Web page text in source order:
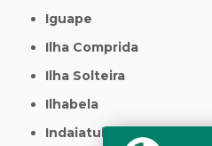
Iguape
Ilha Comprida
Ilha Solteira
Ilhabela
Indaiatuba